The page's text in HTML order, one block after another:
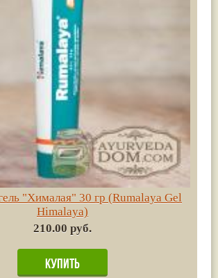
"Хималая" 30 гр (Rumalaya Gel
Himalaya)
210.00 руб.